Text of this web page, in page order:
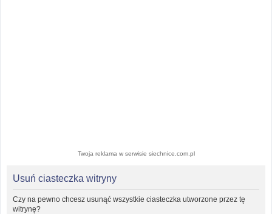
Twoja reklama w serwisie siechnice.com.pl
Usuń ciasteczka witryny
Czy na pewno chcesz usunąć wszystkie ciasteczka utworzone przez tę
witrynę?